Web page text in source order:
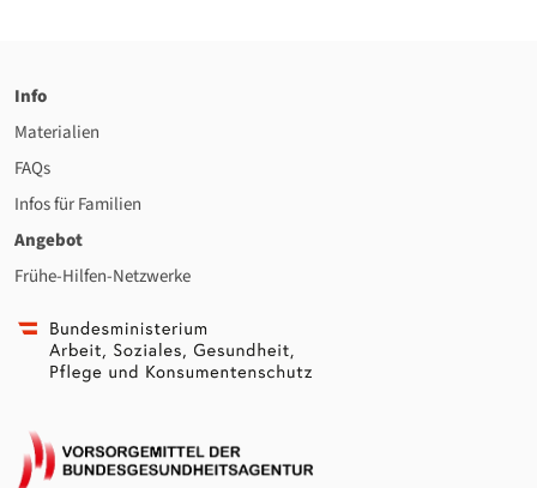
Info
Materialien
FAQs
Infos für Familien
Angebot
Frühe-Hilfen-Netzwerke